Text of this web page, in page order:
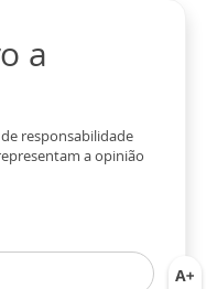
a
responsabilidade
a opinião